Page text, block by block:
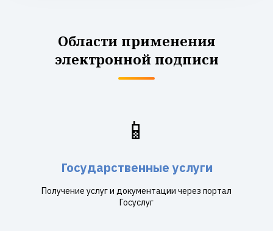
Области применения
электронной подписи
📱
Государственные услуги
Получение услуг и документации через портал
Госуслуг